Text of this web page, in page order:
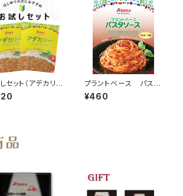
セット（アデカリ
入り）
プラントベース パスタ
ソース
¥460